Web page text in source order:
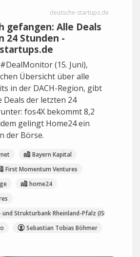
deutsche-startups.de
gefangen: Alle Deals
24 Stunden -
(15. Juni),
Übersicht über alle
in der DACH-Region, gibt
Deals der letzten 24
fos4X bekommt 8,2
gelingt Home24 ein
der Börse.
Bayern Kapital
First Momentum Ventures
home24
Strukturbank Rheinland-Pfalz (ISB)
Sebastian Tobias Böhmer